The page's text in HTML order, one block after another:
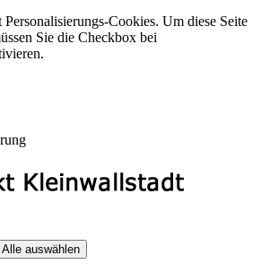
Cookies. Um diese Seite
Sie die Checkbox bei
Alle auswählen